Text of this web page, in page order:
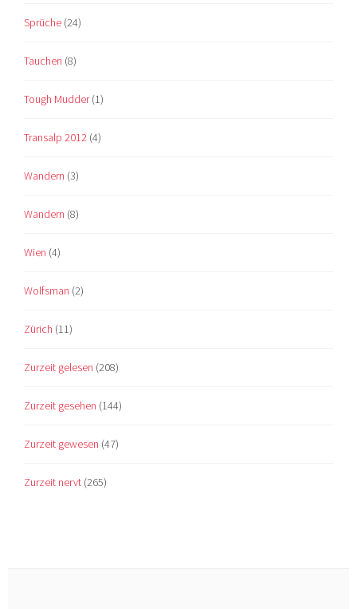
Sprüche (24)
Tauchen (8)
Tough Mudder(1)
Transalp 2012 (4)
Wandern (3)
Wandern (8)
Wien (4)
Wolfsman (2)
Zürich (11)
Zurzeit gelesen (208)
Zurzeit gesehen (144)
Zurzeit gewesen (47)
Zurzeit nervt (265)